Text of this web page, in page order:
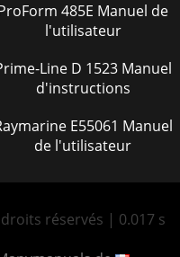
485E Manuel de
l'utilisateur
Line D 1523 Manuel
d'instructions
E55061 Manuel
de l'utilisateur
réservés | 0.017 s